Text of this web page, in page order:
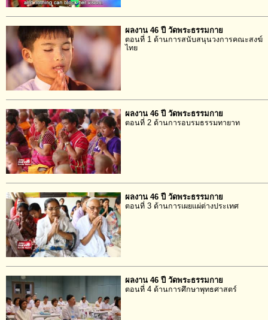
ผลงาน 46 ปี วัดพระธรรมกาย
ตอนที่ 1 ด้านการสนับสนุนวงการคณะสงฆ์
ไทย
ผลงาน 46 ปี วัดพระธรรมกาย
ตอนที่ 2 ด้านการอบรมธรรมทายาท
ผลงาน 46 ปี วัดพระธรรมกาย
ตอนที่ 3 ด้านการเผยแผ่ต่างประเทศ
ผลงาน 46 ปี วัดพระธรรมกาย
ตอนที่ 4 ด้านการศึกษาพุทธศาสตร์